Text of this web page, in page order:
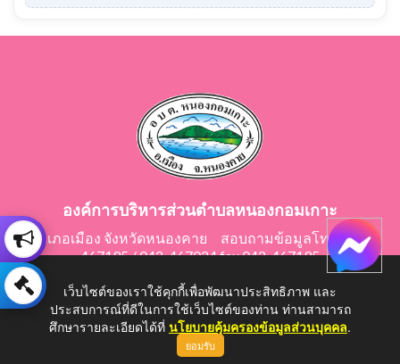
องค์การบริหารส่วนตำบลหนองกอมเกาะ
อำเภอเมือง จังหวัดหนองคาย สอบถามข้อมูลโทร 042-
467195 / 042-467024 fax 042-467195
E-Mail: saraban@nongkomkor.go.th
เว็บไซต์ของเราใช้คุกกี้เพื่อพัฒนาประสิทธิภาพ และ
ประสบการณ์ที่ดีในการใช้เว็บไซต์ของท่าน ท่านสามารถ
ศึกษารายละเอียดได้ที่ นโยบายคุ้มครองข้อมูลส่วนบุคคล.
ยอมรับ